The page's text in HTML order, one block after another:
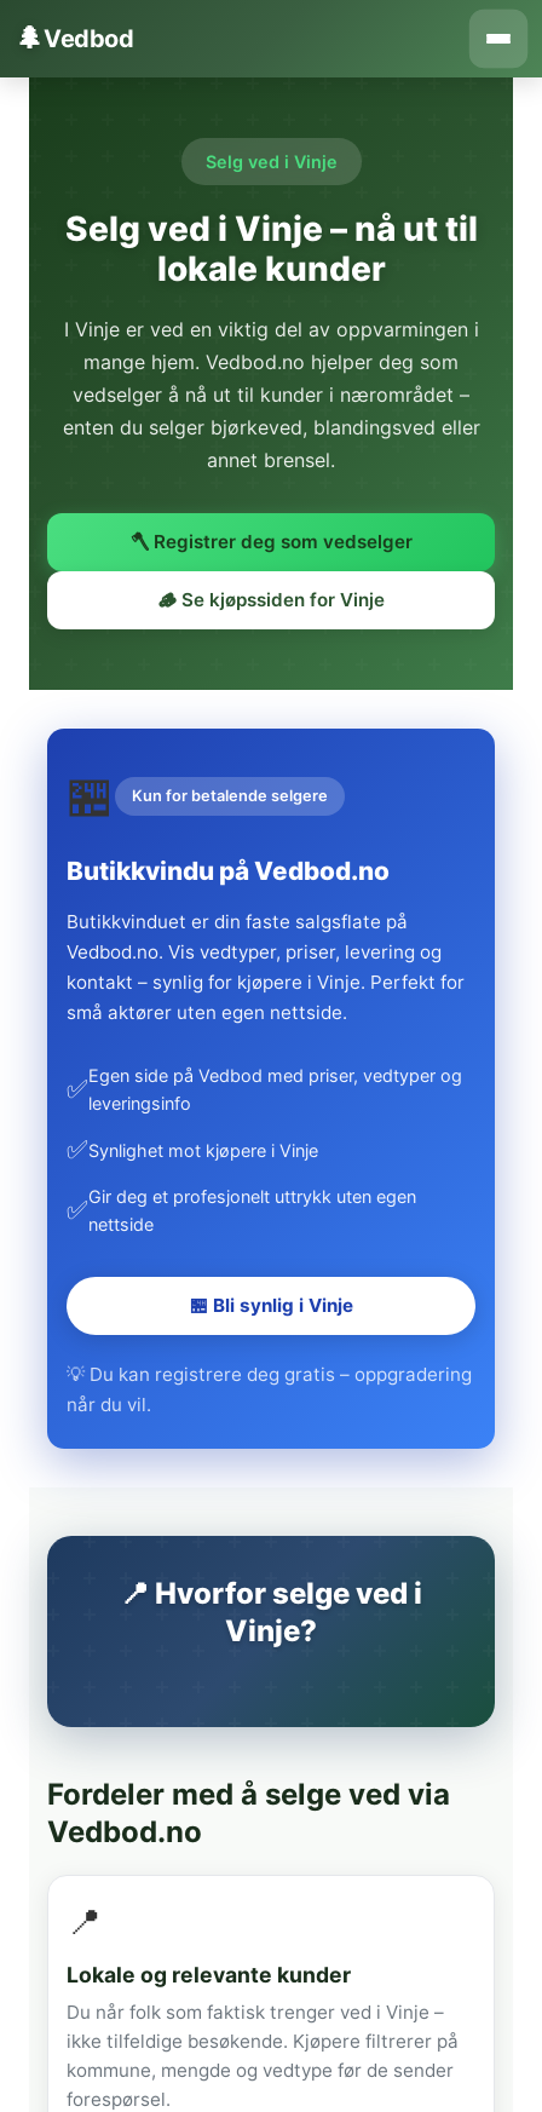
🌲Vedbod
Selg ved i Vinje
Selg ved i Vinje – nå ut til
lokale kunder
I Vinje er ved en viktig del av oppvarmingen i
mange hjem. Vedbod.no hjelper deg som
vedselger å nå ut til kunder i nærområdet –
enten du selger bjørkeved, blandingsved eller
annet brensel.
🪓 Registrer deg som vedselger
🪵 Se kjøpssiden for Vinje
🏪 Kun for betalende selgere
Butikkvindu på Vedbod.no
Butikkvinduet er din faste salgsflate på
Vedbod.no. Vis vedtyper, priser, levering og
kontakt – synlig for kjøpere i Vinje. Perfekt for
små aktører uten egen nettside.
✅Egen side på Vedbod med priser, vedtyper og
leveringsinfo
✅Synlighet mot kjøpere i Vinje
✅Gir deg et profesjonelt uttrykk uten egen
nettside
🏪 Bli synlig i Vinje
💡 Du kan registrere deg gratis – oppgradering
når du vil.
📍 Hvorfor selge ved i
Vinje?
Fordeler med å selge ved via
Vedbod.no
📍
Lokale og relevante kunder
Du når folk som faktisk trenger ved i Vinje –
ikke tilfeldige besøkende. Kjøpere filtrerer på
kommune, mengde og vedtype før de sender
forespørsel.